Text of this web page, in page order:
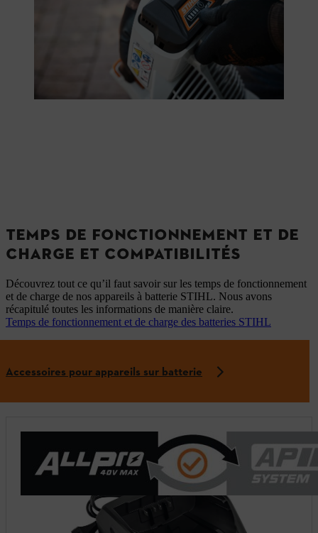
TEMPS DE FONCTIONNEMENT ET DE
CHARGE ET COMPATIBILITÉS
Découvrez tout ce qu’il faut savoir sur les temps de fonctionnement
et de charge de nos appareils à batterie STIHL. Nous avons
récapitulé toutes les informations de manière claire.
Temps de fonctionnement et de charge des batteries STIHL
Accessoires pour appareils sur batterie